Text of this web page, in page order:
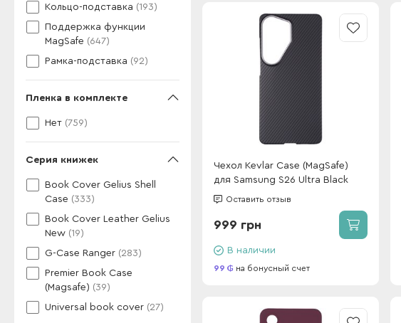
Кольцо-подставка (193)
Поддержка функции
MagSafe (647)
Рамка-подставка (92)
Пленка в комплекте
Нет (759)
Серия книжек
Book Cover Gelius Shell
Case (333)
Book Cover Leather Gelius
New (19)
G-Case Ranger (283)
Premier Book Case
(Magsafe) (39)
Universal book cover (27)
Чехол Kevlar Case (MagSafe)
для Samsung S26 Ultra Black
Оставить отзыв
999 грн
В наличии
99 на бонусный счет